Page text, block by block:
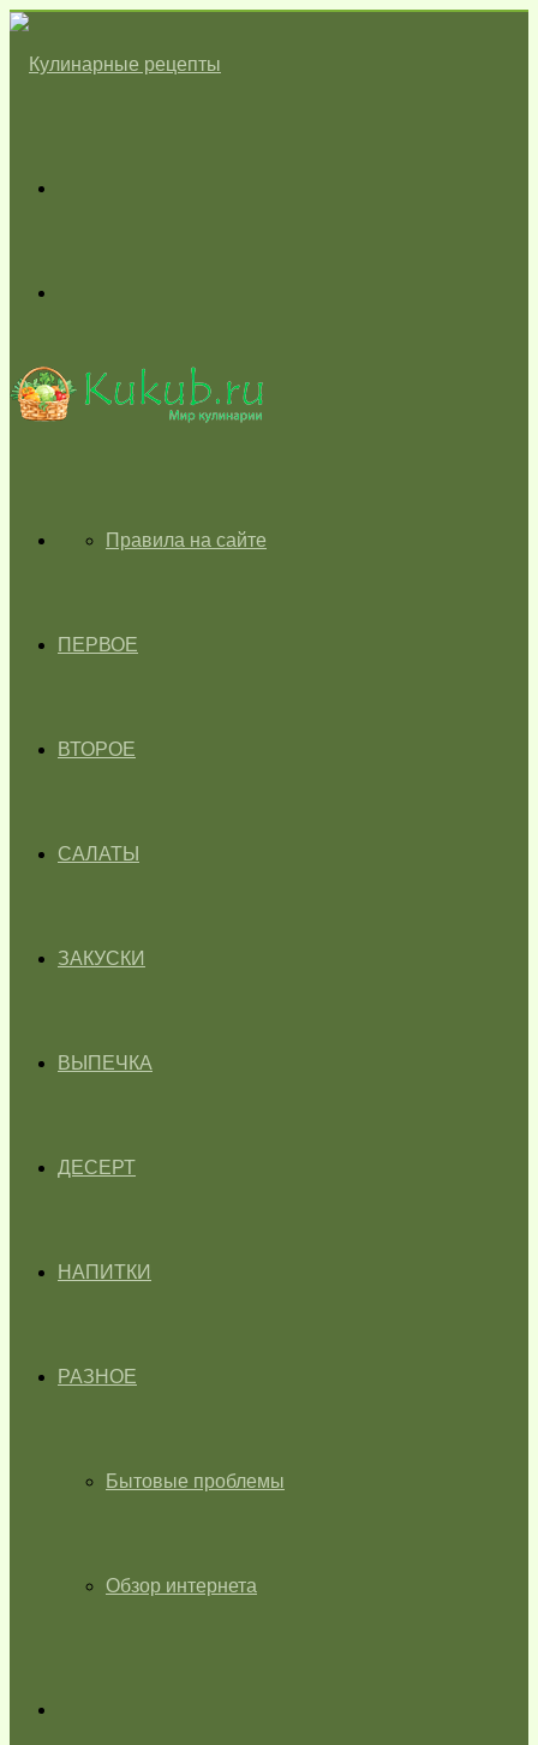
skin
ГЛАВНАЯПравила на сайте
ПЕРВОЕ
ВТОРОЕ
САЛАТЫ
ЗАКУСКИ
ВЫПЕЧКА
ДЕСЕРТ
НАПИТКИ
РАЗНОЕ
Бытовые проблемы
Обзор интернета